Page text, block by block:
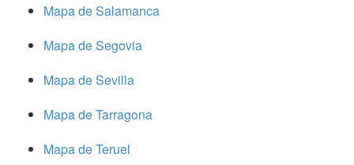
Mapa de Salamanca
Mapa de Segovia
Mapa de Sevilla
Mapa de Tarragona
Mapa de Teruel